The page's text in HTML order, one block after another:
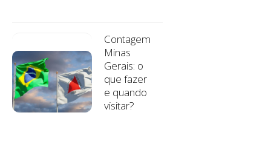
Contagem
Minas
Gerais: o
que fazer
e quando
visitar?